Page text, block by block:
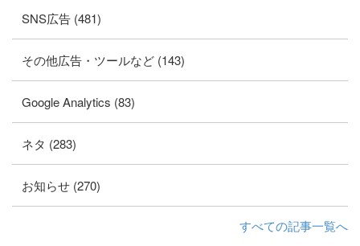
SNS広告 (481)
その他広告・ツールなど (143)
Google Analytics (83)
ネタ (283)
お知らせ (270)
すべての記事一覧へ